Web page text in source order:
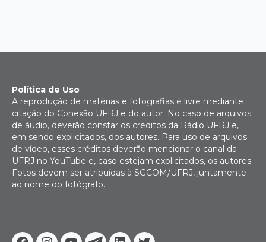
Política de Uso
A reprodução de matérias e fotografias é livre mediante
citação do Conexão UFRJ e do autor. No caso de arquivos
de áudio, deverão constar os créditos da Rádio UFRJ e,
em sendo explicitados, dos autores. Para uso de arquivos
de vídeo, esses créditos deverão mencionar o canal da
UFRJ no YouTube e, caso estejam explicitados, os autores.
Fotos devem ser atribuídas à SGCOM/UFRJ, juntamente
ao nome do fotógrafo.